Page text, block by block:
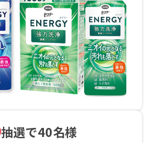
抽選で40名様